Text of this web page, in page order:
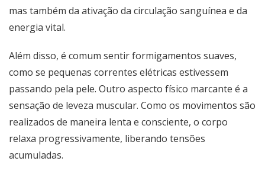
mas também da ativação da circulação sanguínea e da
energia vital.
Além disso, é comum sentir formigamentos suaves,
como se pequenas correntes elétricas estivessem
passando pela pele. Outro aspecto físico marcante é a
sensação de leveza muscular. Como os movimentos são
realizados de maneira lenta e consciente, o corpo
relaxa progressivamente, liberando tensões
acumuladas.